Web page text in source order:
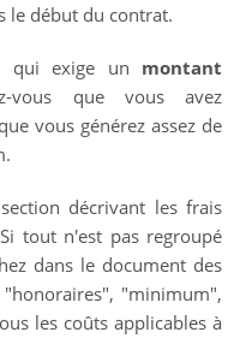
le début du contrat.
qui exige un montant
vous que vous avez
vous générez assez de
décrivant les frais
tout n'est pas regroupé
dans le document des
"minimum",
les coûts applicables à